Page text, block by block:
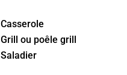
Casserole
Grill ou poêle grill
Saladier